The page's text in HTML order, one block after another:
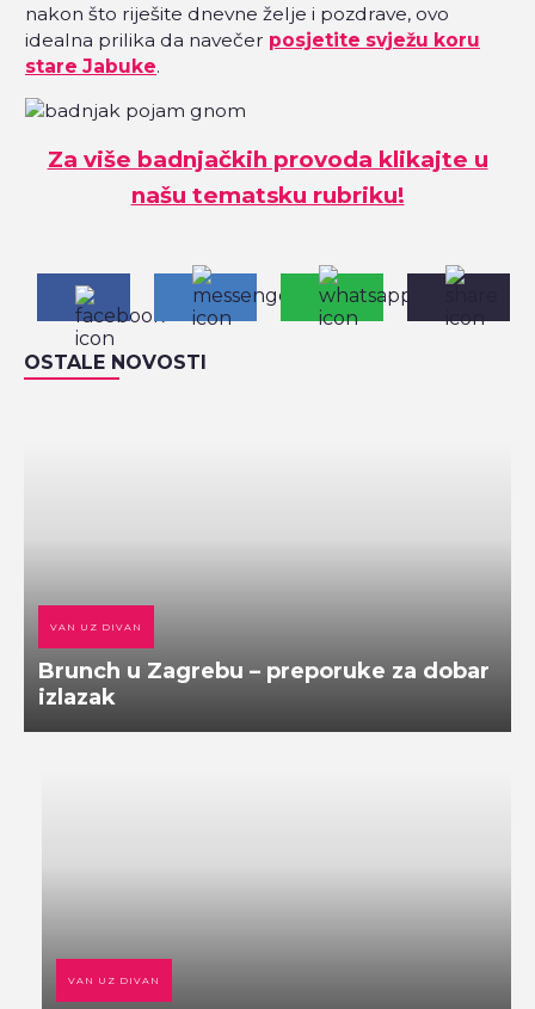
nakon što riješite dnevne želje i pozdrave, ovo
idealna prilika da navečer posjetite svježu koru
stare Jabuke.
Za više badnjačkih provoda klikajte u
našu tematsku rubriku!
OSTALE NOVOSTI
VAN UZ DIVAN
Brunch u Zagrebu – preporuke za dobar
izlazak
VAN UZ DIVAN